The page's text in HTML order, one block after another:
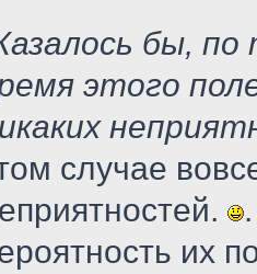
бы,
этого
случае
их